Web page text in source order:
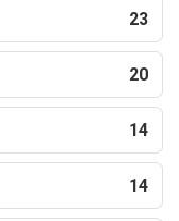
23
20
14
14